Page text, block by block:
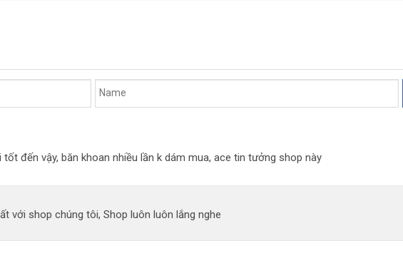
đến vậy, băn khoan nhiều lần k dám mua, ace tin tưởng shop này
với shop chúng tôi, Shop luôn luôn lắng nghe